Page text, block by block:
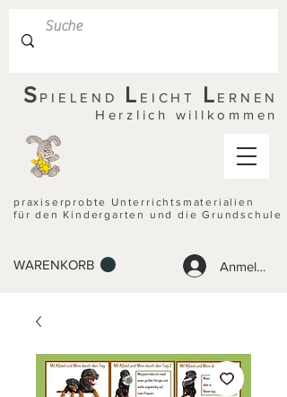
S PIELEND L EICHT L ERNEN
Herzlich willkommen
praxiserprobte Unterrichtsmaterialien
für den Kindergarten und die Grundschule
WARENKORB Anmelden